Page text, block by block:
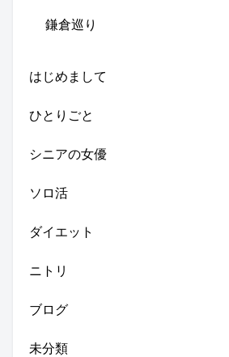
鎌倉巡り
はじめまして
ひとりごと
シニアの女優
ソロ活
ダイエット
ニトリ
ブログ
未分類